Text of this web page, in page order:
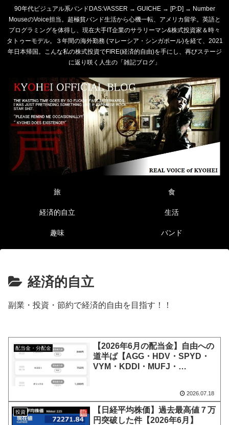
90年代ビジュアル系バンドDAS:VASSER → GUICHE → [P:D] → Number
MouseのVoice担当。超極貧バンド生活から心機一転、アメリカ留学。英語と
プログラミングを体得し、現在大手IT企業のサラリーマン&株式投資家＆時々
タトゥーモデル。３年間の海外勤務 (マレーシア・シンガポール)を経て、2021
年日本帰国。こんな私の株式投資でFIRE(経済的自由)を手にし、再びステージ
に返り咲く人生の「雑記ブログ」
旅 食
経済的自立 生活
趣味 バンド
経済的自立
副業・投資・節約で経済的自由を目指す！！
配当金・分配金
【2026年6月の配当金】自由への
道半ば【AGG・HDV・SPYD・
VYM・KDDI・MUFJ・
2026.07.18
投資
【日経平均株価】過去最高値７万
円突破した件【2026年6月】